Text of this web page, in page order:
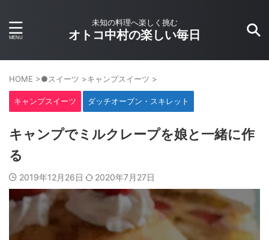
未知の料理へ楽しく挑む
オトコ中村の楽しい毎日
HOME >●スイーツ >キャンプスイーツ >
キャンプスイーツ ダッチオーブン・スキレット
キャンプでミルクレープを娘と一緒に作
る
2019年12月26日 2020年7月27日